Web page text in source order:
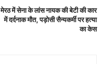
मेरठ में सेना के लांस नायक की बेटी की कार
में दर्दनाक मौत, पड़ोसी सैन्यकर्मी पर हत्या
का केस